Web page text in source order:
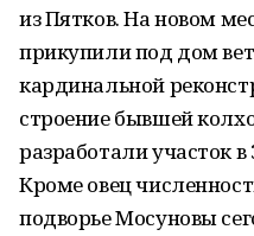
из Пятков. На новом
прикупили под дом
кардинальной
строение бывшей
разработали участок в
Кроме овец
подворье Мосуновы